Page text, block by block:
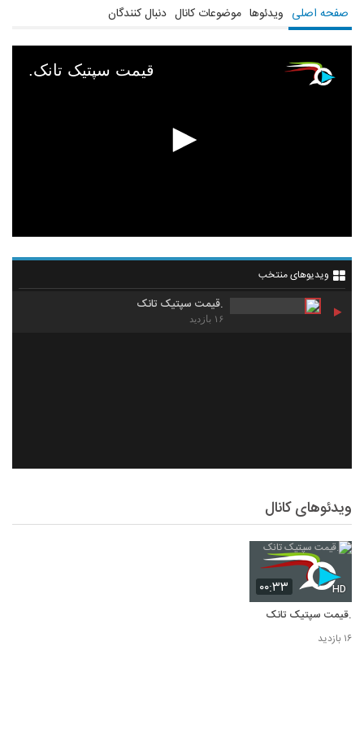
صفحه اصلی ویدئوها موضوعات کانال دنبال کنندگان
.قیمت سپتیک تانک
ویدیوهای منتخب
.قیمت سپتیک تانک
۱۶ بازدید
ویدئوهای کانال
۰۰:۳۳ HD
.قیمت سپتیک تانک
۱۶ بازدید